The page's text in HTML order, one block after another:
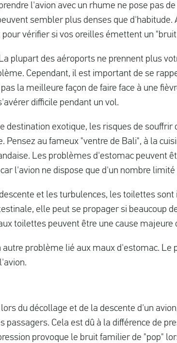
l'avion avec un rhume ne pose pas
sembler plus denses que
vérifier si vos oreilles émettent un "bruit
plupart des aéroports ne prennent plus
Cependant, il est important de se
la meilleure façon de faire face à une
difficile pendant un vol.
destination exotique, les risques de
Pensez au fameux "ventre de Bali", à la
Les problèmes d'estomac peuvent
l'avion ne dispose que d'un nombre
et les turbulences, les toilettes sont
elle peut se propager si beaucoup
toilettes peuvent être une cause majeure
autre problème lié aux maux d'estomac. Le
du décollage et de la descente d'un
passagers. Cela est dû à la différence de
provoque le bruit familier de "pop"